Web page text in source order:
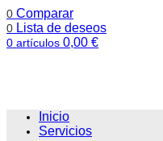
0 Comparar
0 Lista de deseos
0 artículos 0,00 €
Inicio
Servicios